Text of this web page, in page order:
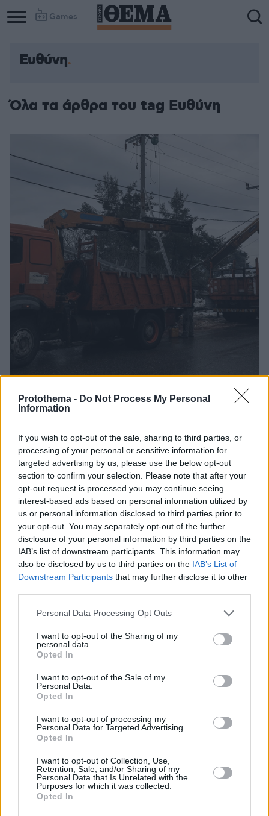
Protothema - Do Not Process My Personal
Information
If you wish to opt-out of the sale, sharing to third parties, or
processing of your personal or sensitive information for
targeted advertising by us, please use the below opt-out
section to confirm your selection. Please note that after your
opt-out request is processed you may continue seeing
interest-based ads based on personal information utilized by
us or personal information disclosed to third parties prior to
your opt-out. You may separately opt-out of the further
disclosure of your personal information by third parties on the
IAB’s list of downstream participants. This information may
also be disclosed by us to third parties on the IAB’s List of
Downstream Participants that may further disclose it to other
Please note that this website/app uses one or more Google
not limited to your visit or usage behaviour. You may click to
grant or deny consent to Google and its third-party tags to
use your data for below specified purposes in below Google
consent section.
Personal Data Processing Opt Outs
I want to opt-out of the Sharing of my
personal data.
Opted In
I want to opt-out of the Sale of my
Personal Data.
Opted In
I want to opt-out of processing my
Personal Data for Targeted Advertising.
Opted In
I want to opt-out of Collection, Use,
Retention, Sale, and/or Sharing of my
Personal Data that Is Unrelated with the
Purposes for which it was collected.
Opted In
Games
Ευθύνη
Όλα τα άρθρα του tag Ευθύνη
5η μέρα χωρίς ρεύμα: «Πινγκ πονγκ» οι ευθύνες -
Παραμένουν στο σκοτάδι 3.500 νοικοκυριά σε Εκάλη,
Διόνυσο, Άγιο Στέφανο, Κρυονέρι, Άνοιξη, Δροσιά
και Κάλαμο - Ανοίγουν τα καταστήματα θερμαντικών
σωμάτων - Εξώδικο στον ΔΕΔΔΗΕ έστειλε ο Δήμος
Αγίας Παρασκευής
19.02.2021, 08:35 106
Κορωνοϊός: Τα συναισθήματα που κυριαρχούν αυτά τα
25.12.2020, 22:25